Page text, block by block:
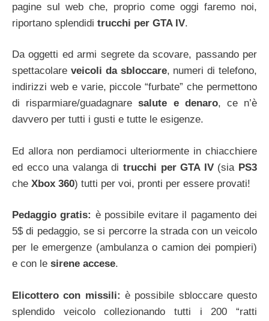
pagine sul web che, proprio come oggi faremo noi,
riportano splendidi trucchi per GTA IV.
Da oggetti ed armi segrete da scovare, passando per
spettacolare veicoli da sbloccare, numeri di telefono,
indirizzi web e varie, piccole “furbate” che permettono
di risparmiare/guadagnaresalute e denaro, ce n’è
davvero per tutti i gusti e tutte le esigenze.
Ed allora non perdiamoci ulteriormente in chiacchiere
ed ecco una valanga di trucchi per GTA IV(sia PS3
che Xbox 360) tutti per voi, pronti per essere provati!
Pedaggio gratis: è possibile evitare il pagamento dei
5$ di pedaggio, se si percorre la strada con un veicolo
per le emergenze (ambulanza o camion dei pompieri)
e con le sirene accese.
Elicottero con missili: è possibile sbloccare questo
splendido veicolo collezionando tutti i 200 “ratti